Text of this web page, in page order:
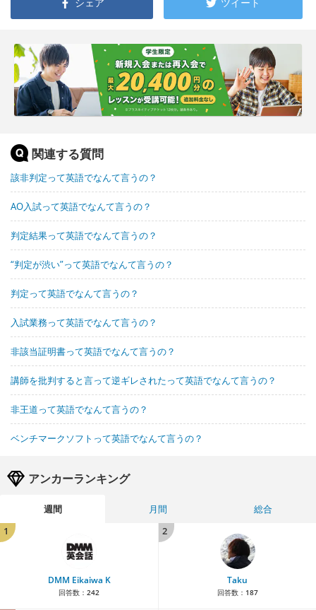
シェア ツイート
関連する質問
該非判定って英語でなんて言うの？
AO入試って英語でなんて言うの？
判定結果って英語でなんて言うの？
“判定が渋い”って英語でなんて言うの？
判定って英語でなんて言うの？
入試業務って英語でなんて言うの？
非該当証明書って英語でなんて言うの？
講師を批判すると言って逆ギレされたって英語でなんて言うの？
非王道って英語でなんて言うの？
ベンチマークソフトって英語でなんて言うの？
アンカーランキング
週間 月間
総合
1
DMM Eikaiwa K
回答数： 242
2
Taku
回答数： 187